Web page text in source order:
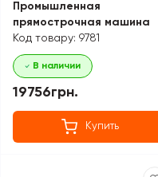
Промышленная
прямострочная машина
Код товару: 9781
В наличии
19756грн.
Купить